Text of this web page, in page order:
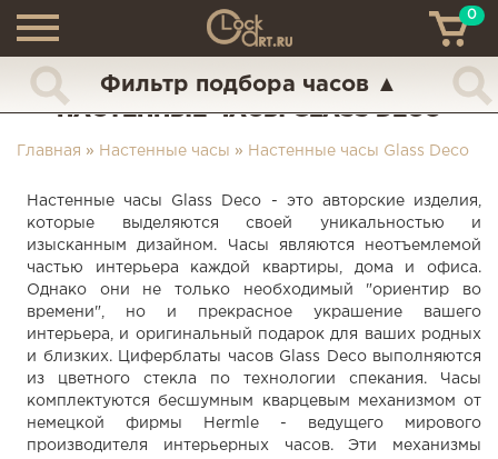
+7 (925) 517-68-49
ТН
0
Фильтр подбора часов ▲
НАСТЕННЫЕ ЧАСЫ GLASS DECO
Главная » Настенные часы » Настенные часы Glass Deco
Настенные часы Glass Deco - это авторские изделия,
которые выделяются своей уникальностью и
изысканным дизайном. Часы являются неотъемлемой
частью интерьера каждой квартиры, дома и офиса.
Однако они не только необходимый "ориентир во
времени", но и прекрасное украшение вашего
интерьера, и оригинальный подарок для ваших родных
и близких. Циферблаты часов Glass Deco выполняются
из цветного стекла по технологии спекания. Часы
комплектуются бесшумным кварцевым механизмом от
немецкой фирмы Hermle - ведущего мирового
производителя интерьерных часов. Эти механизмы